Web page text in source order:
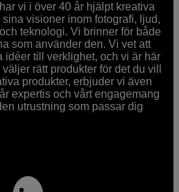
vi i över 40 år hjälpt kreativa
visioner inom fotografi, ljud,
teknologi. Vi brinner för både
som använder den. Vi vet att
idéer till verklighet, och vi är här
rätt produkter för det du vill
produkter, erbjuder vi även
expertis och vårt engagemang
utrustning som passar dig